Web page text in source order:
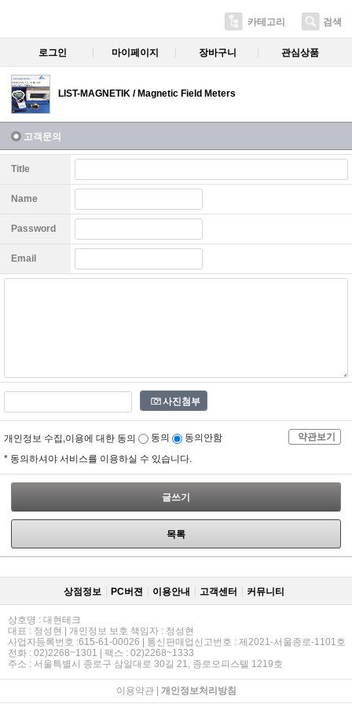
카테고리 검색
로그인 마이페이지 장바구니 관심상품
LIST-MAGNETIK / Magnetic Field Meters
고객문의
Title
Name
Password
Email
사진첨부
개인정보 수집,이용에 대한 동의 동의 동의안함
약관보기
* 동의하셔야 서비스를 이용하실 수 있습니다.
글쓰기
목록
상점정보 PC버젼 이용안내 고객센터 커뮤니티
상호명 : 대현테크
대표 : 정성현 | 개인정보 보호 책임자 : 정성현
사업자등록번호 :615-61-00026 | 통신판매업신고번호 : 제2021-서울종로-1101호
전화 : 02)2268~1301 | 팩스 : 02)2268~1333
주소 : 서울특별시 종로구 삼일대로 30길 21, 종로오피스텔 1219호
이용약관| 개인정보처리방침